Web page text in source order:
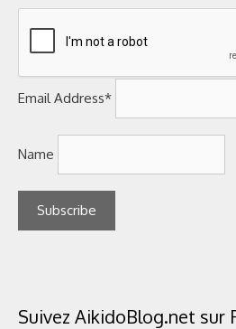
Email Address*
Name
Suivez AikidoBlog.net sur